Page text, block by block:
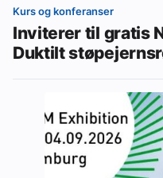
Kurs og konferanser
Inviterer til gratis
Duktilt